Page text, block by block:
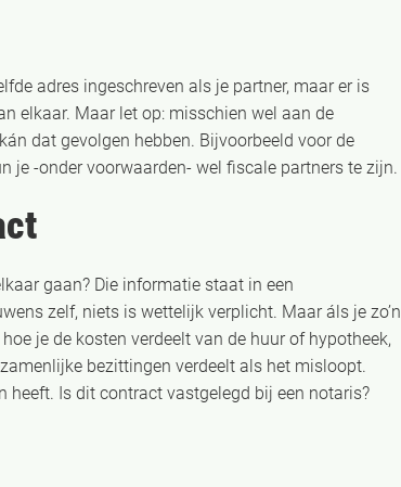
adres ingeschreven als je partner, maar er is
elkaar. Maar let op: misschien wel aan de
dat gevolgen hebben. Bijvoorbeeld voor de
je -onder voorwaarden- wel fiscale partners te zijn.
gaan? Die informatie staat in een
zelf, niets is wettelijk verplicht. Maar áls je zo’n
je de kosten verdeelt van de huur of hypotheek,
bezittingen verdeelt als het misloopt.
Is dit contract vastgelegd bij een notaris?